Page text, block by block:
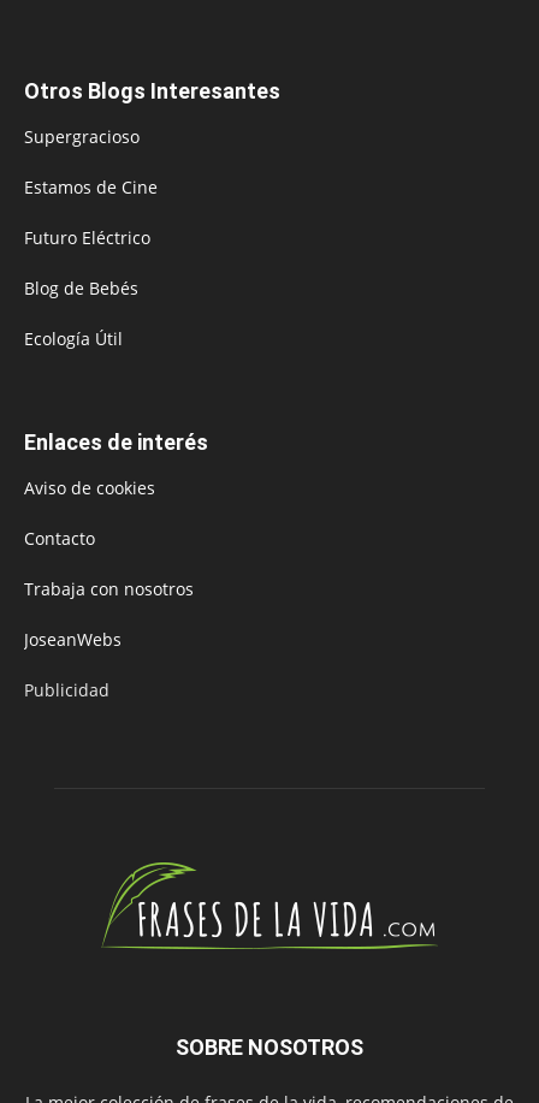
Otros Blogs Interesantes
Supergracioso
Estamos de Cine
Futuro Eléctrico
Blog de Bebés
Ecología Útil
Enlaces de interés
Aviso de cookies
Contacto
Trabaja con nosotros
JoseanWebs
Publicidad
SOBRE NOSOTROS